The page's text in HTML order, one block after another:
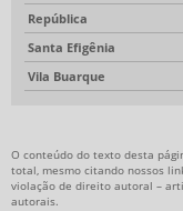
República
Santa Efigênia
Vila Buarque
O conteúdo do texto desta
total, mesmo citando nossos
violação de direito autoral –
autorais.